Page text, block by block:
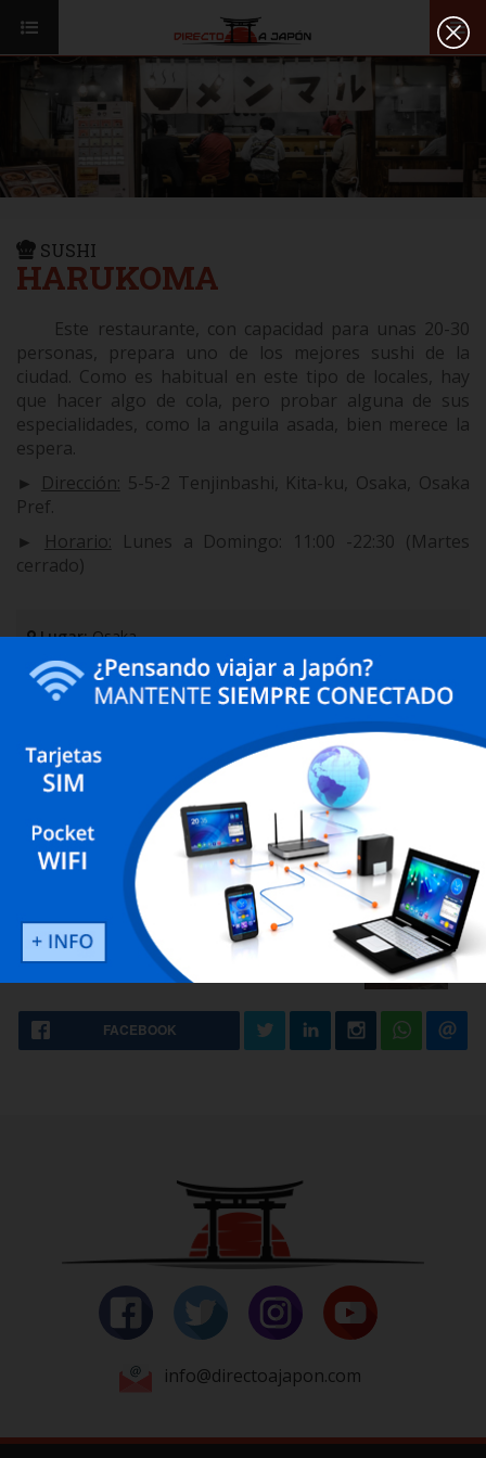
VUELOS
TRANSPORTE
DESTINOS
SEGUROS
ISI JAPANESE LANGUAGE SCHOOL
SUSHI
HARUKOMA
Este restaurante, con capacidad para unas 20-30
personas, prepara uno de los mejores sushi de la
ciudad. Como es habitual en este tipo de locales, hay
que hacer algo de cola, pero probar alguna de sus
especialidades, como la anguila asada, bien merece la
espera.
► Dirección: 5-5-2 Tenjinbashi, Kita-ku, Osaka, Osaka
Pref.
► Horario: Lunes a Domingo: 11:00 -22:30 (Martes
cerrado)
Lugar:Osaka
Teléfono:+81 6-6351-4319
Precio:
FACEBOOK
info@directoajapon.com
VIAJAR A JAPÓN
VUELOS
TRANSPORTE
DESTINOS
CULTURA
RESTAURANTES
SEGUROS
ARRAY